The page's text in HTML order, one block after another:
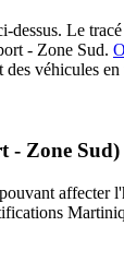
Le
- Zone Sud.
véhicules
- Zone Sud)
affecter